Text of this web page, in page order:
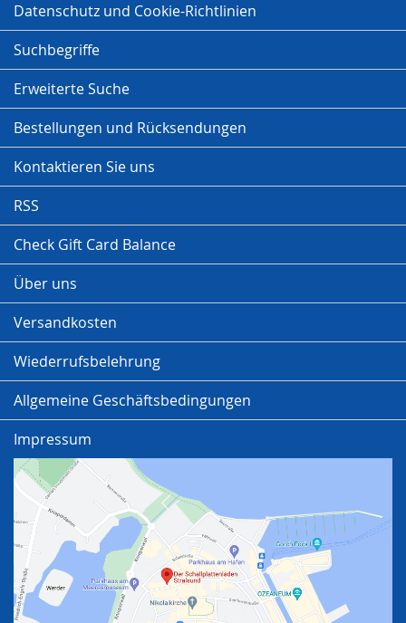
Datenschutz und Cookie-Richtlinien
Suchbegriffe
Erweiterte Suche
Bestellungen und Rücksendungen
Kontaktieren Sie uns
RSS
Check Gift Card Balance
Über uns
Versandkosten
Wiederrufsbelehrung
Allgemeine Geschäftsbedingungen
Impressum